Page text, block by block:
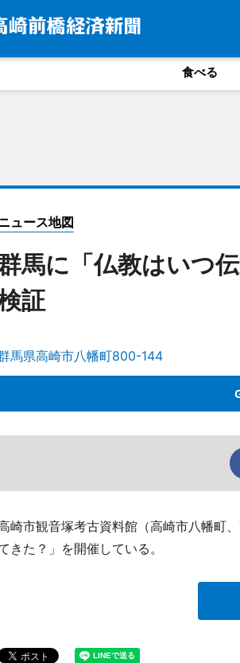
食べる
ュース地図
馬に「仏教はいつ
証
馬県高崎市八幡町800-144
崎市観音塚考古資料館（高崎市八幡町
きた？」を開催している。